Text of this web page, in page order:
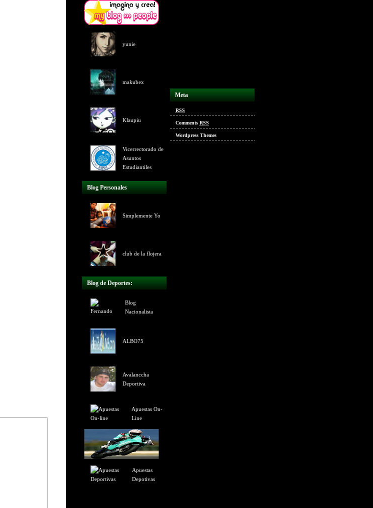
yunie
makubex
Klaupiu
Vicerrectorado de
Asuntos
Estudiantiles
Blog Personales
Simplemente Yo
club de la flojera
Blog de Deportes:
Blog
Nacionalista
ALBO75
Avalanccha
Deportiva
Apuestas On-
Line
Apuestas
Depotivas
Meta
RSS
Comments RSS
Wordpress Themes